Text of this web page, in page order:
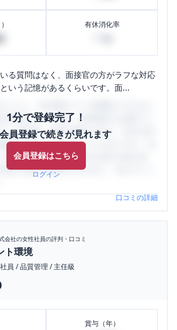
有休消化率
る質問はなく、面接官の方がラフな対応
いう記憶があるくらいです。面...
1分で登録完了！
員登録で続きが見れます
会員登録はこちら
ログイン
シーハブ)は、女性限定の企業口コ
。給与面・女性の働きやすさ・会社の評
は気にすべき点がたくさんあります。先
口コミを通して、本当の会社の姿を知
在の悩みを解消するために、ぜひサイト
口コミの詳細
会社の女性社員の評判・口コミ
ト環境
員 /品質管理 /主任級
賞与（年）